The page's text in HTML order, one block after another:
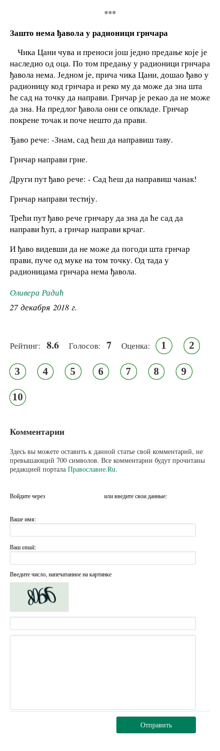
***
Зашто нема ђавола у радионици грнчара
Чика Цани чува и преноси још једно предање које је
наследио од оца. По том предању у радионици грнчара
ђавола нема. Једном је, прича чика Цани, дошао ђаво у
радионицу код грнчара и реко му да може да зна шта
ће сад на точку да направи. Грнчар је рекао да не може
да зна. На предлог ђавола они се опкладе. Грнчар
покрене точак и поче нешто да прави.
Ђаво рече: -Знам, сад ћеш да направиш таву.
Грнчар направи грне.
Други пут ђаво рече: - Сад ћеш да направиш чанак!
Грнчар направи тестију.
Трећи пут ђаво рече грнчару да зна да ће сад да
направи ћуп, а грнчар направи крчаг.
И ђаво видевши да не може да погоди шта грнчар
прави, пуче од муке на том точку. Од тада у
радионицама грнчара нема ђавола.
Оливера Радић
27 декабря 2018 г.
Рейтинг: 8.6 Голосов: 7 Оценка: 1 2
3 4 5 6 7 8 9
10
Комментарии
Здесь вы можете оставить к данной статье свой комментарий, не
превышающий 700 символов. Все комментарии будут прочитаны
редакцией портала Православие.Ru.
Войдите через или введите свои данные:
Ваше имя:
Ваш email:
Введите число, напечатанное на картинке
Отправить